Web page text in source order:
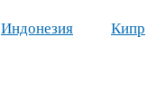
Индонезия Кипр